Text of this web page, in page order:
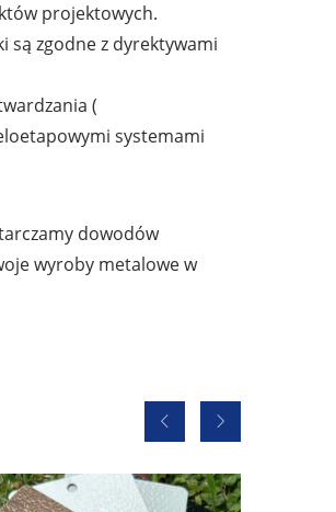
projektowych.
są zgodne z dyrektywami
(
systemami
dowodów
wyroby metalowe w